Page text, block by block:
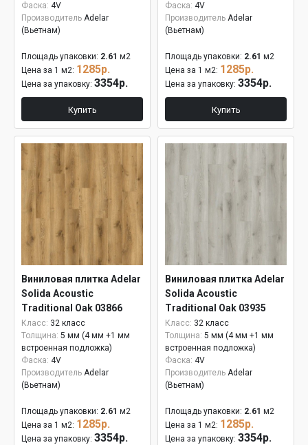
Фаска: 4V
Производитель Adelar
(Вьетнам)
Площадь упаковки: 2.61 м2
Цена за 1 м2: 1285р.
Цена за упаковку: 3354р.
Купить
Фаска: 4V
Производитель Adelar
(Вьетнам)
Площадь упаковки: 2.61 м2
Цена за 1 м2: 1285р.
Цена за упаковку: 3354р.
Купить
Виниловая плитка Adelar
Solida Acoustic
Traditional Oak 03866
Класс: 32 класс
Толщина: 5 мм (4 мм +1 мм
встроенная подложка)
Фаска: 4V
Производитель Adelar
(Вьетнам)
Площадь упаковки: 2.61 м2
Цена за 1 м2: 1285р.
Цена за упаковку: 3354р.
Виниловая плитка Adelar
Solida Acoustic
Traditional Oak 03935
Класс: 32 класс
Толщина: 5 мм (4 мм +1 мм
встроенная подложка)
Фаска: 4V
Производитель Adelar
(Вьетнам)
Площадь упаковки: 2.61 м2
Цена за 1 м2: 1285р.
Цена за упаковку: 3354р.